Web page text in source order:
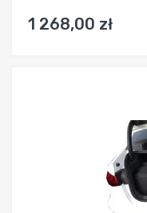
1 268,00 zł